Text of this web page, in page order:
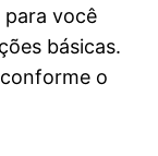
você
básicas.
o